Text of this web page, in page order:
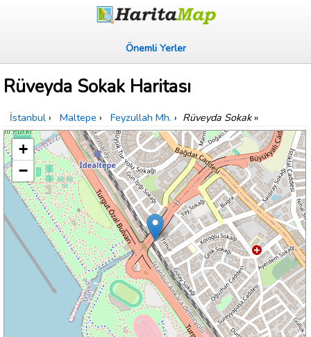
Önemli Yerler
Rüveyda Sokak Haritası
İstanbul › Maltepe › Feyzullah Mh. › Rüveyda Sokak»
+
−